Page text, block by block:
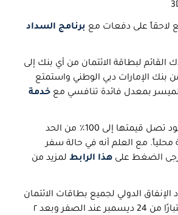
لاحقاً على دفعات مع برنامج السداد
القائم لبطاقة الائتمان من أي بنك إلى
بنك الإمارات دبي الوطني واستمتع
بمعدل فائدة تنافسي معخدمة
يمكنك سحب نقود تصل قيمتها إلى 100٪ من الحد
محلياً. مع العلم أنه في حالة سفر
الضغط علىهذا الرابط لمزيد من
الدولي لجميع بطاقات الائتمان
الصادرة حديثًا اعتبارًا من 24 ديسمبر عند الصفر وبعد ٢